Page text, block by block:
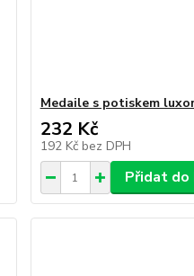
Medaile s potiskem
232 Kč
192 Kč bez DPH
Přidat do